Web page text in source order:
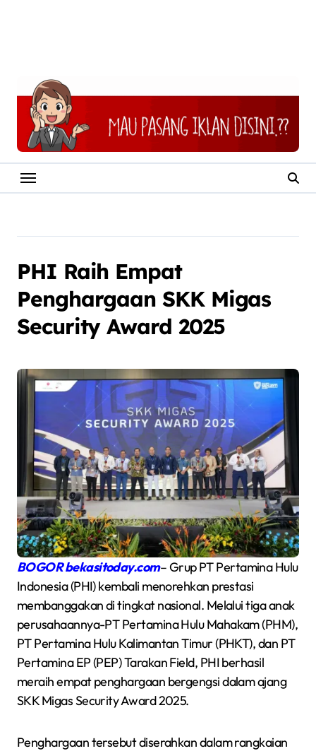
PHI Raih Empat
Penghargaan SKK Migas
Security Award 2025
BOGOR bekasitoday.com– Grup PT Pertamina Hulu
Indonesia (PHI) kembali menorehkan prestasi
membanggakan di tingkat nasional. Melalui tiga anak
perusahaannya-PT Pertamina Hulu Mahakam (PHM),
PT Pertamina Hulu Kalimantan Timur (PHKT), dan PT
Pertamina EP (PEP) Tarakan Field, PHI berhasil
meraih empat penghargaan bergengsi dalam ajang
SKK Migas Security Award 2025.
Penghargaan tersebut diserahkan dalam rangkaian